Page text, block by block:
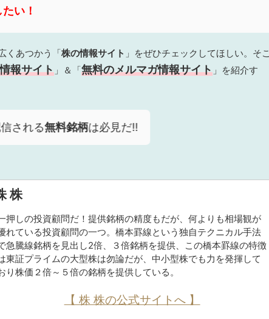
い！
くあつかう「株の情報サイト 」をぜひチェックしてほしい。そこ
報サイト 」＆「無料のメルマガ情報サイト 」を紹介す
される無料銘柄は必見だ!!
株
押しの投資顧問だ！提供銘柄の精度もだが、何よりも相場観が
れている投資顧問の一つ。橋本罫線という独自テクニカル手法
急騰線銘柄を見出し2倍、３倍銘柄を提供、この橋本罫線の特徴
東証プライムの大型株は勿論だが、中小型株でも力を発揮して
り株価２倍～５倍の銘柄を提供している。
【 株 株の公式サイトへ 】